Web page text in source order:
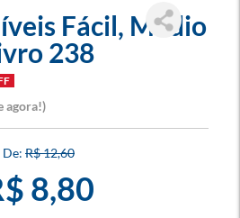
Fácil, Médio
238
agora!
R$ 12,60
8,80